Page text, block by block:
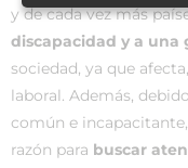
y de cada vez más
discapacidad y a una
sociedad, ya que
laboral. Además,
común e
razón para buscar